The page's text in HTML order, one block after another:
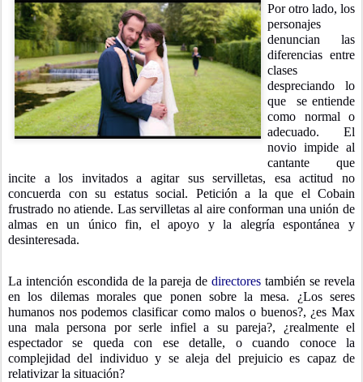
Por otro lado, los
personajes
denuncian las
diferencias entre
clases
despreciando lo
que
se entiende
como normal o
adecuado. El
novio impide al
cantante que
incite a los invitados a agitar sus servilletas, esa actitud no
concuerda con su estatus social. Petición a la que el Cobain
frustrado no atiende. Las servilletas al aire conforman una unión de
almas en un único fin, el apoyo y la alegría espontánea y
desinteresada.
La intención escondida de la pareja dedirectores también se revela
en los dilemas morales que ponen sobre la mesa. ¿Los seres
humanos nos podemos clasificar como malos o buenos?, ¿es Max
una mala persona por serle infiel a su pareja?, ¿realmente el
espectador se queda con ese detalle, o cuando conoce la
complejidad del individuo y se aleja del prejuicio es capaz de
relativizar la situación?